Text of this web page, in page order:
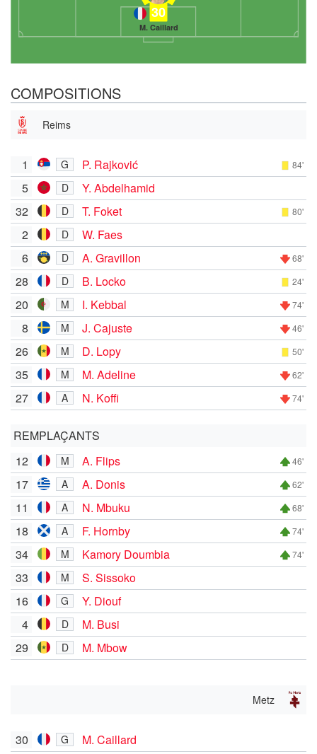
30
M. Caillard
COMPOSITIONS
Reims
1 G P. Rajković 84'
5 D
Y. Abdelhamid
32
D T. Foket 80'
2 D
W. Faes
6
D A. Gravillon 68'
28 D B. Locko 24'
20 M I. Kebbal 74'
8 M J. Cajuste 46'
26 M D. Lopy 50'
35 M M. Adeline 62'
27 A N. Koffi 74'
REMPLAÇANTS
12
M A. Flips 46'
17 A A. Donis 62'
11 A N. Mbuku 68'
18 A F. Hornby 74'
34 M Kamory Doumbia 74'
33 M
S. Sissoko
16
G
Y. Diouf
4
D
M. Busi
29
D M. Mbow
Metz
30 G M. Caillard